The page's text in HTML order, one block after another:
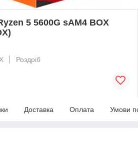
5 5600G sAM4 BOX
Роздріб
Доставка Оплата Умови